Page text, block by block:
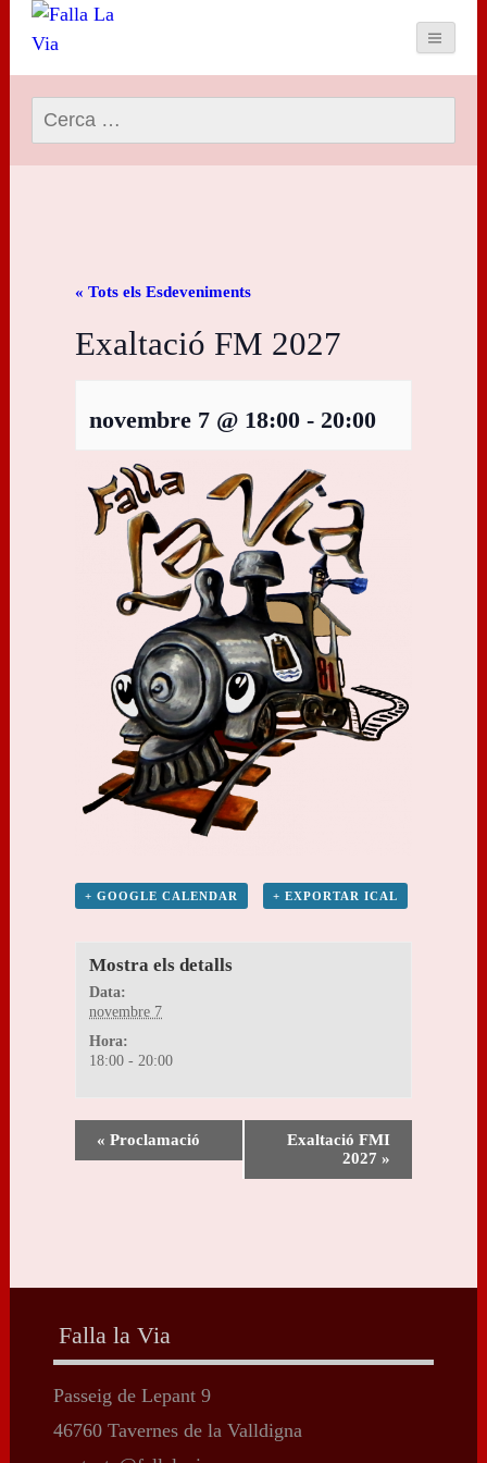
Cerca:
« Tots els Esdeveniments
Exaltació FM 2027
novembre 7 @ 18:00- 20:00
+ GOOGLE CALENDAR + EXPORTAR ICAL
Mostra els detalls
Data:
novembre 7
Hora:
18:00 - 20:00
« Proclamació
Exaltació FMI
2027»
Falla la Via
Passeig de Lepant 9
46760 Tavernes de la Valldigna